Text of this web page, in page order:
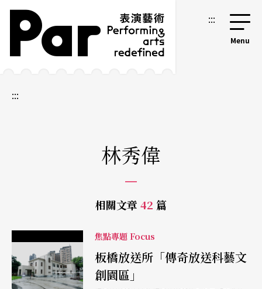
跳到主要內容區塊
網站導覽 :::
:::
林秀偉
相關文章 42 篇
焦點專題 Focus
板橋放送所「傳奇放送科藝文
創園區」